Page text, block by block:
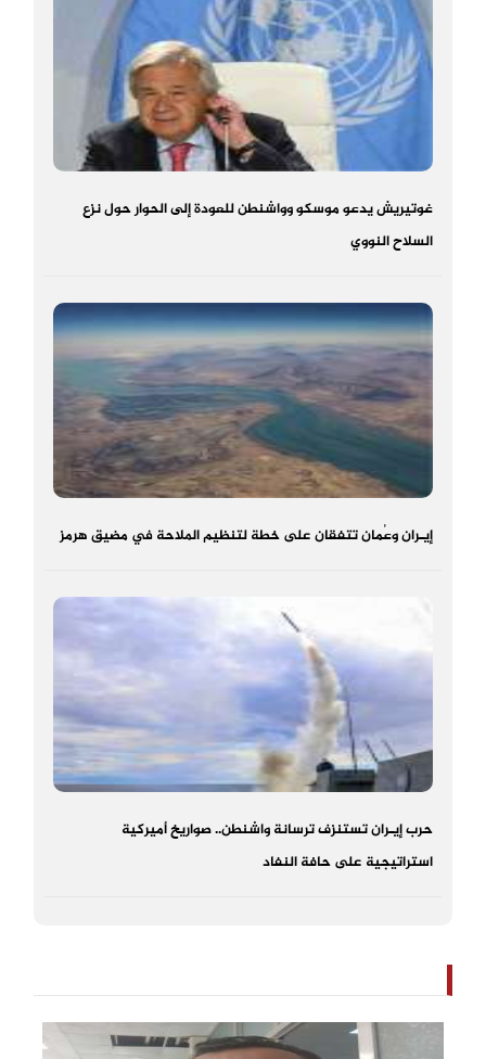
غوتيريش يدعو موسكو وواشنطن للعودة إلى الحوار حول نزع
السلاح النووي
إيـران وعُمان تتفقان على خطة لتنظيم الملاحة في مضيق هرمز
حرب إيـران تستنزف ترسانة واشنطن.. صواريخ أميركية
استراتيجية على حافة النفاد